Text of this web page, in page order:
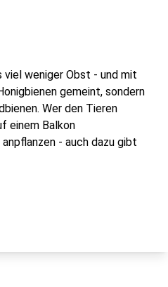
viel weniger Obst - und mit
gemeint, sondern
Wer den Tieren
einem Balkon
- auch dazu gibt